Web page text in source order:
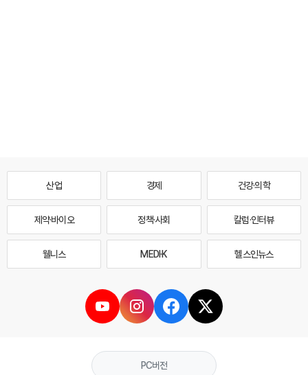
산업 경제 건강·의학
제약·바이오 정책·사회 칼럼·인터뷰
웰니스 MEDI·K 헬스인뉴스
PC버전